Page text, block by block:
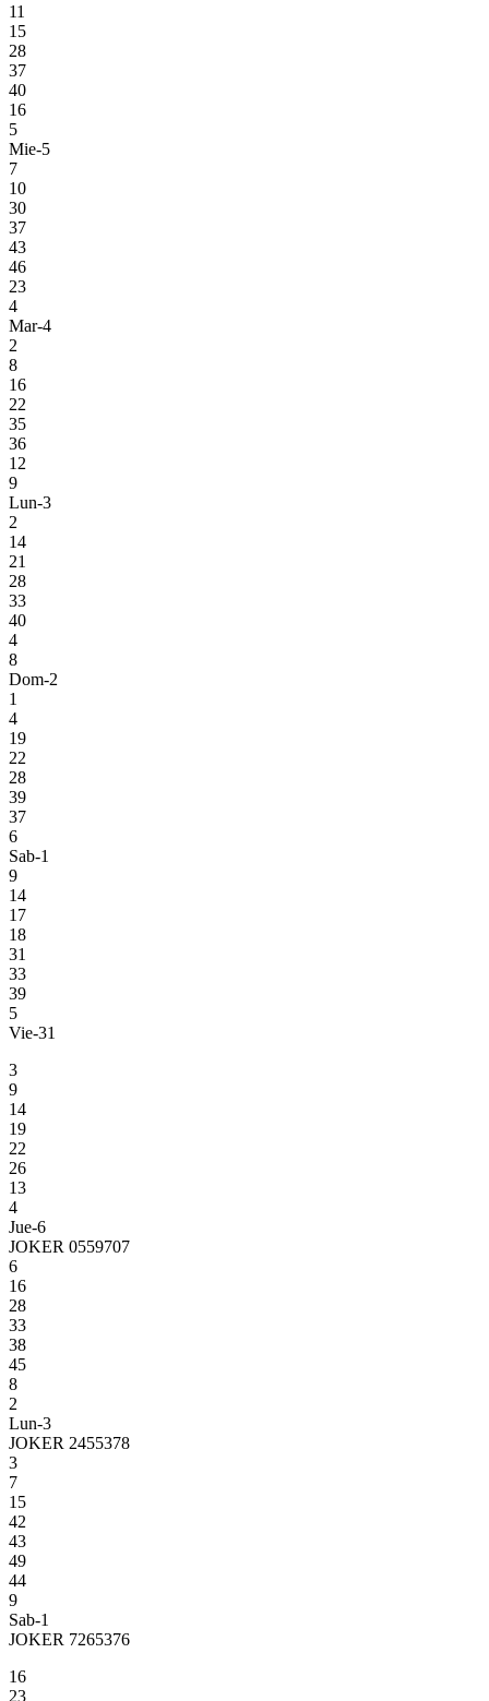
11
15
28
37
40
16
5
Mie-5
7
10
30
37
43
46
23
4
Mar-4
2
8
16
22
35
36
12
9
Lun-3
2
14
21
28
33
40
4
8
Dom-2
1
4
19
22
28
39
37
6
Sab-1
9
14
17
18
31
33
39
5
Vie-31
3
9
14
19
22
26
13
4
Jue-6
JOKER 0559707
6
16
28
33
38
45
8
2
Lun-3
JOKER 2455378
3
7
15
42
43
49
44
9
Sab-1
JOKER 7265376
16
23